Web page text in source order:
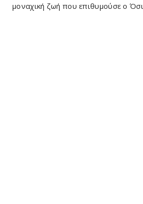
μοναχική ζωή που επιθυμούσε ο